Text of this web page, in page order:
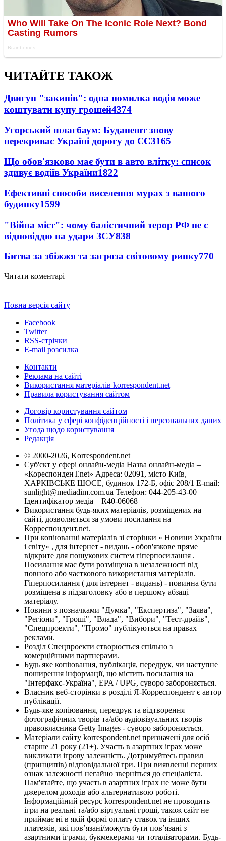
ЧИТАЙТЕ ТАКОЖ
Двигун "закипів": одна помилка водія може
коштувати купу грошей4374
Угорський шлагбаум: Будапешт знову
перекриває Україні дорогу до ЄС3165
Що обов'язково має бути в авто влітку: список
здивує водіїв України1822
Ефективні способи виселення мурах з вашого
будинку1599
"Війна міст": чому балістичний терор РФ не є
відповіддю на удари ЗСУ838
Битва за збіжжя та загроза світовому ринку770
Читати коментарі
Повна версія сайту
Facebook
Twitter
RSS-стрічки
E-mail розсилка
Контакти
Реклама на сайті
Використання матеріалів korrespondent.net
Правила користування сайтом
Договір користування сайтом
Політика у сфері конфіденційності і персональних даних
Угода щодо користування
Редакція
© 2000-2026, Korrespondent.net
Суб'єкт у сфері онлайн-медіа Назва онлайн-медіа –
«КореспонденТ.net» Адреса: 02091, місто Київ,
ХАРКІВСЬКЕ ШОСЕ, будинок 172-Б, офіс 208/1 E-mail:
sunlight@mediadim.com.ua Телефон: 044-205-43-00
Ідентифікатор медіа – R40-06068
Використання будь-яких матеріалів, розміщених на
сайті, дозволяється за умови посилання на
Корреспондент.net.
При копіюванні матеріалів зі сторінки « Новини України
і світу» , для інтернет - видань - обов'язкове пряме
відкрите для пошукових систем гіперпосилання .
Посилання має бути розміщена в незалежності від
повного або часткового використання матеріалів.
Гіперпосилання ( для інтернет - видань) - повинна бути
розміщена в підзаголовку або в першому абзаці
матеріалу.
Новини з позначками "Думка", "Експертиза", "Заява",
"Регіони", "Гроші", "Влада", "Вибори", "Тест-драйв",
"Спецпроекти", "Промо" публікуються на правах
реклами.
Розділ Спецпроекти створюється спільно з
комерційними партнерами.
Будь яке копіювання, публікація, передрук, чи наступне
поширення інформації, що містить посилання на
"Інтерфакс-Україна", EPA / UPG, суворо забороняється.
Власник веб-сторінки в розділі Я-Корреспондент є автор
публікації.
Будь-яке копіювання, передрук та відтворення
фотографічних творів та/або аудіовізуальних творів
правовласника Getty Images - суворо забороняється.
Матеріали сайту korrespondent.net призначені для осіб
старше 21 року (21+). Участь в азартних іграх може
викликати ігрову залежність. Дотримуйтесь правил
(принципів) відповідальної гри. При виявленні перших
ознак залежності негайно зверніться до спеціаліста.
Пам'ятайте, що участь в азартних іграх не може бути
джерелом доходів або альтернативою роботі.
Інформаційний ресурс korrespondent.net не проводить
ігри на реальні та/або віртуальні гроші, також сайт не
приймає ні в якій формі оплату ставок та інших
платежів, які пов’язані/можуть бути пов’язані з
азартними іграми, букмекерами чи тоталізаторами. Будь-